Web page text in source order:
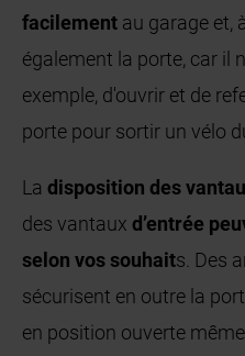
facilement au garage et,
également la porte, car il
exemple, d'ouvrir et de
porte pour sortir un vélo
Ladisposition des
des vantauxd’entrée
selon vos souhaits. Des
sécurisent en outre la
en position ouverte